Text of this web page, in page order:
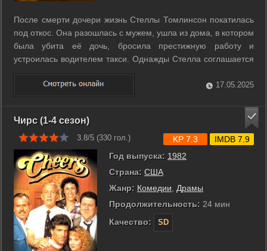
После смерти дочери жизнь Стеллы Томлинсон покатилась
под откос. Она разошлась с мужем, ушла из дома, в котором
была убита её дочь, бросила престижную работу и
устроилась водителем такси. Однажды Стелла соглашается
на встречу с Чарльзом Стоуном, отбывающим тюремный
срок за убийство её дочери. Мужчина утверждает, что он
невиновен. ...
17.05.2025
Чирс (1-4 сезон)
3.8/5 (330 гол.)
Год выпуска: 1982
Страна: США
Жанр: Комедии, Драмы
Продолжительность: 24 мин
Качество:
SD
KP 7.3 IMDB 7.9